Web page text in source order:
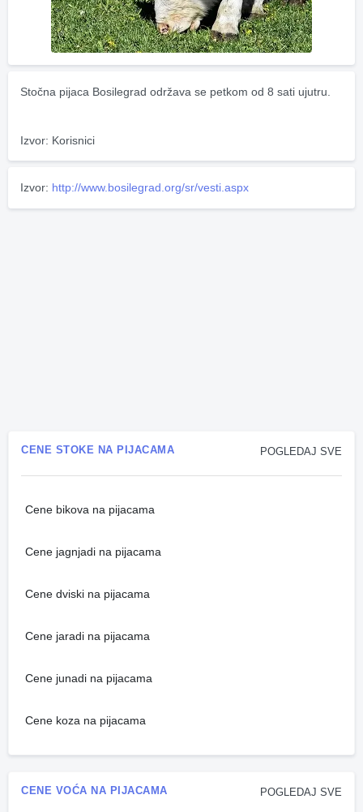
Stočna pijaca Bosilegrad održava se petkom od 8 sati ujutru.
Izvor: Korisnici
Izvor: http://www.bosilegrad.org/sr/vesti.aspx
POGLEDAJ SVE
CENE STOKE NA PIJACAMA
Cene bikova na pijacama
Cene jagnjadi na pijacama
Cene dviski na pijacama
Cene jaradi na pijacama
Cene junadi na pijacama
Cene koza na pijacama
POGLEDAJ SVE
CENE VOĆA NA PIJACAMA